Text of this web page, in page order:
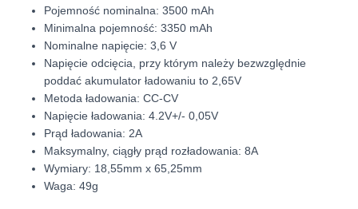
Pojemność nominalna: 3500 mAh
Minimalna pojemność: 3350 mAh
Nominalne napięcie: 3,6 V
Napięcie odcięcia, przy którym należy bezwzględnie
poddać akumulator ładowaniu to 2,65V
Metoda ładowania: CC-CV
Napięcie ładowania: 4.2V+/- 0,05V
Prąd ładowania: 2A
Maksymalny, ciągły prąd rozładowania: 8A
Wymiary: 18,55mm x 65,25mm
Waga: 49g